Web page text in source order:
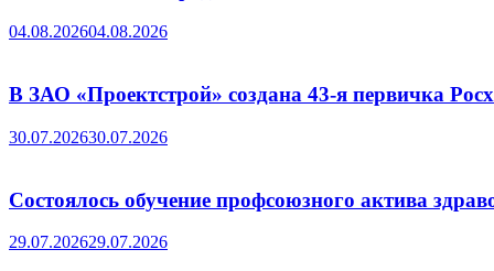
04.08.202604.08.2026
В ЗАО «Проектстрой» создана 43-я первичка
30.07.202630.07.2026
Состоялось обучение профсоюзного актива
29.07.202629.07.2026